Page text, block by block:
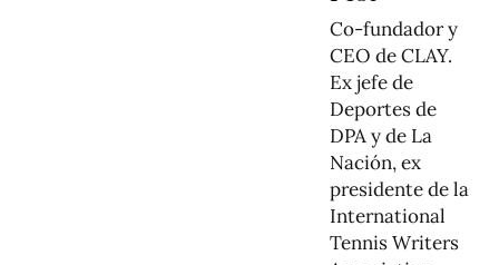
Co-fundador y
CEO de CLAY.
Ex jefe de
Deportes de
DPA y de La
Nación, ex
presidente de la
International
Tennis Writers